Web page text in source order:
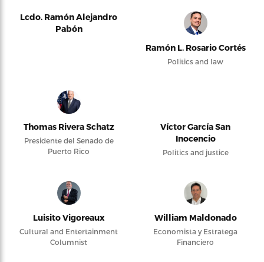
Lcdo. Ramón Alejandro
Pabón
Ramón L. Rosario Cortés
Politics and law
Thomas Rivera Schatz
Presidente del Senado de
Puerto Rico
Víctor García San
Inocencio
Politics and justice
Luisito Vigoreaux
Cultural and Entertainment
Columnist
William Maldonado
Economista y Estratega
Financiero